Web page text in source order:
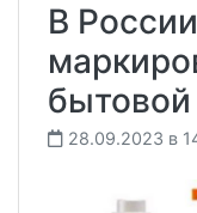
В
28.09.2023 в